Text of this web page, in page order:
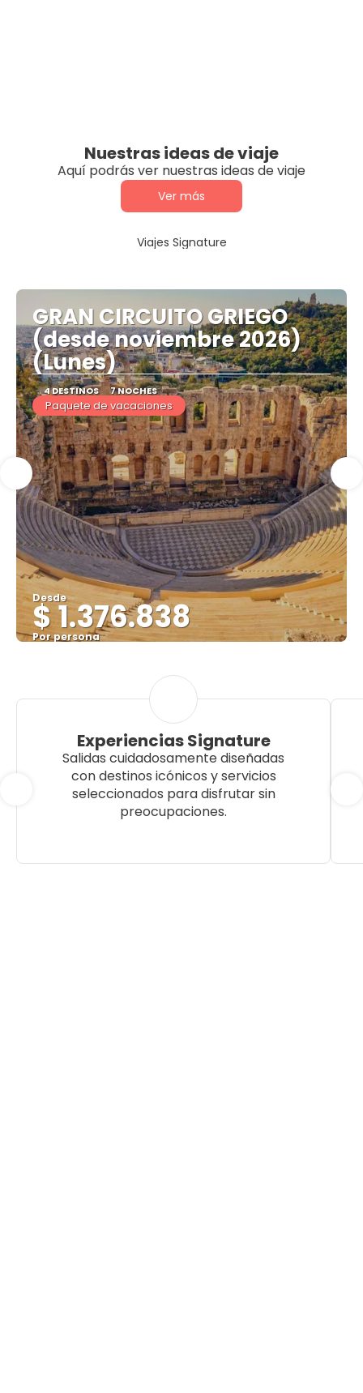
Nuestras ideas de viaje
Aquí podrás ver nuestras ideas de viaje
Ver más
Viajes Signature
GRAN CIRCUITO GRIEGO
(desde noviembre 2026)
(Lunes)
4 DESTINOS 7 NOCHES
Paquete de vacaciones
Desde
$ 1.376.838
Por persona
Experiencias Signature
Salidas cuidadosamente diseñadas
con destinos icónicos y servicios
seleccionados para disfrutar sin
preocupaciones.